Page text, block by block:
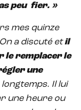
peu fier. »
mes quinze
a discuté etil
le remplacer le
une
Il lui
une heure ou